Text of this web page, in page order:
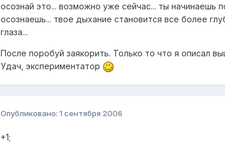
осознай это... возможно уже сейчас... ты начинаешь
осознаешь... твое дыхание становится все более
глаза...
После поробуй заякорить. Только то что я описал
Удач, экспериментатор
Опубликовано: 1 сентября 2006
+1;